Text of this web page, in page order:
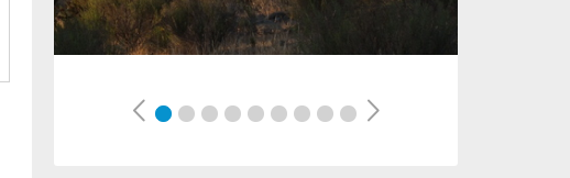
Previous Next